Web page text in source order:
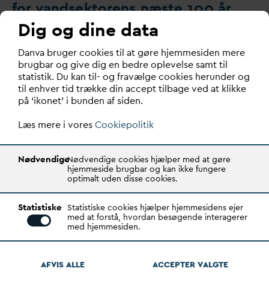
forvandsektorens næste 100 år
blev skabt påD ANVAs
jubilæumsårsmøde
”En fest, men også en arbejds-camp," kaldte nyvalgt
bestyrelsesformand Ellen Trane NørbyDANVAs årsm…
ANVA hylder
anmarks mest
Dig og dine data
Danva bruger cookies til at gøre hjemmesiden mere
brugbar og give dig en bedre oplevelse samt til
statistik. Du kan til- og fravælge cookies herunder og
til enhver tid trække din accept tilbage ved at klikke
på ‘ikonet’ i bunden af siden.
Læs mere i voresCookiepolitik
NødvendigeNødvendige cookies hjælper med at gøre
hjemmeside brugbar og kan ikke fungere
optimalt uden disse cookies.
Statistiske Statistiske cookies hjælper hjemmesidens ejer
med at forstå, hvordan besøgende interagerer
med hjemmesiden.
AFVIS ALLE ACCEPTERVALGTE